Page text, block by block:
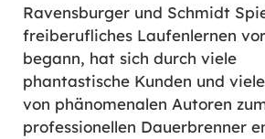
Ravensburger und Schmidt
freiberufliches Laufenlernen
begann, hat sich durch viele
phantastische Kunden und
von phänomenalen Autoren
professionellen Dauerbrenner